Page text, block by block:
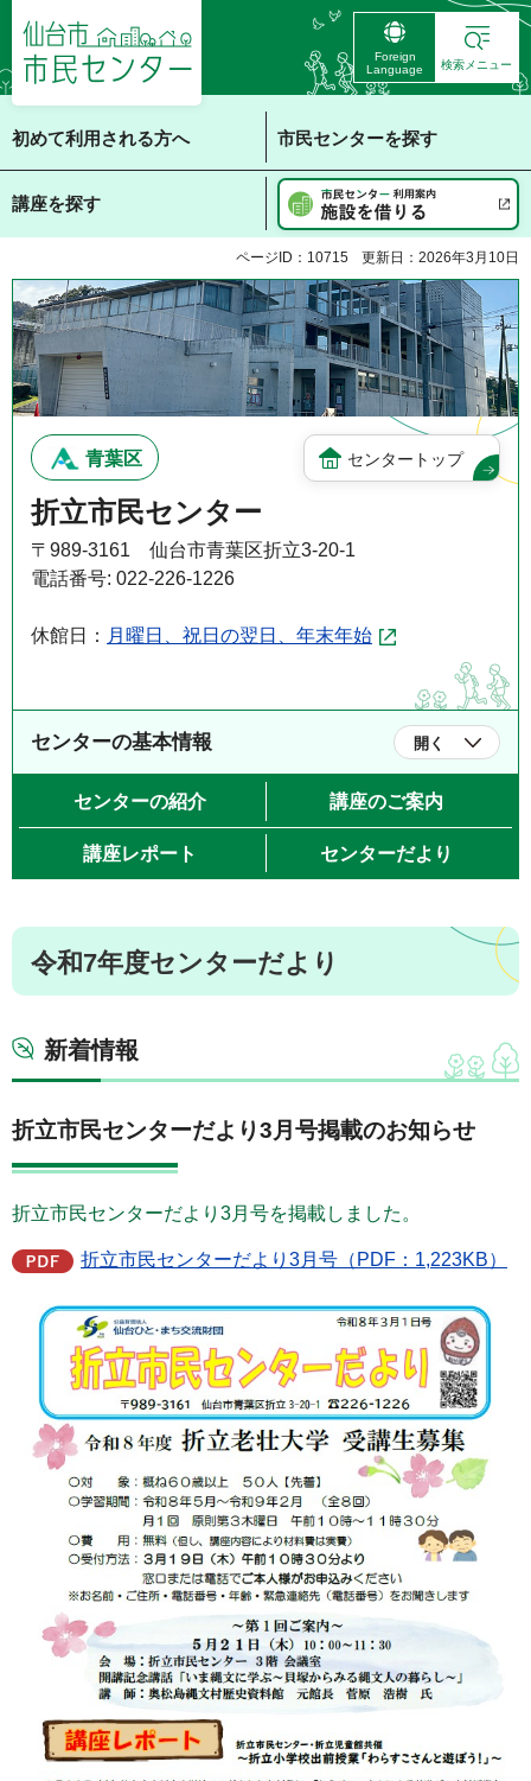
仙台市 市民センタ
ー
Foreign
Language
検索メニュー
初めて利用される方へ 市民センターを探す
講座を探す
ページID：10715 更新日：2026年3月10日
青葉区 センタートップ
折立市民センター
〒989-3161 仙台市青葉区折立3-20-1
電話番号: 022-226-1226
休館日： 月曜日、祝日の翌日、年末年始
センターの基本情報 開く
センターの紹介 講座のご案内
講座レポート センターだより
令和7年度センターだより
新着情報
折立市民センターだより3月号掲載のお知らせ
折立市民センターだより3月号を掲載しました。
折立市民センターだより3月号（PDF：1,223KB）